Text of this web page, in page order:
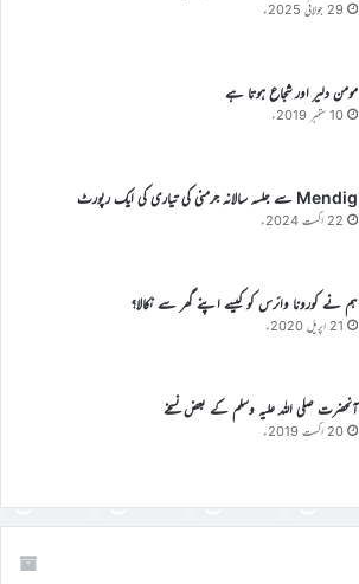
29 جولائی 2025ء
مومن دلیر اور شجاع ہوتا ہے
10 ستمبر 2019ء
Mendig سے جلسہ سالانہ جرمنی کی تیاری کی ایک رپورٹ
22 اگست 2024ء
ہم نے کورونا وائرس کو کیسے اپنے گھر سے نکالا؟
21 اپریل 2020ء
آنحضرت صلی اللہ علیہ وسلم کے بعض نسخے
20 اگست 2019ء